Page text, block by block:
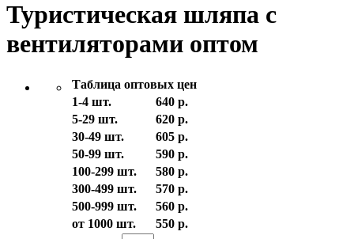
Туристическая шляпа с
вентиляторами оптом
Таблица оптовых цен
1-4 шт.
640 р.
5-29 шт.
620 р.
30-49 шт.
605 р.
50-99 шт.
590 р.
100-299 шт.
580 р.
300-499 шт.
570 р.
500-999 шт.
560 р.
от 1000 шт.
550 р.